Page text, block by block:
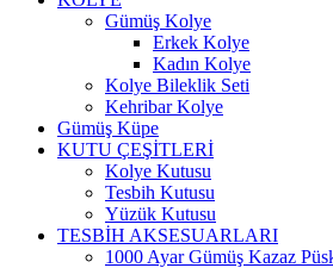
Gümüş Kolye
Erkek Kolye
Kadın Kolye
Kolye Bileklik Seti
Kehribar Kolye
Gümüş Küpe
KUTU ÇEŞİTLERİ
Kolye Kutusu
Tesbih Kutusu
Yüzük Kutusu
TESBİH AKSESUARLARI
1000 Ayar Gümüş Kazaz